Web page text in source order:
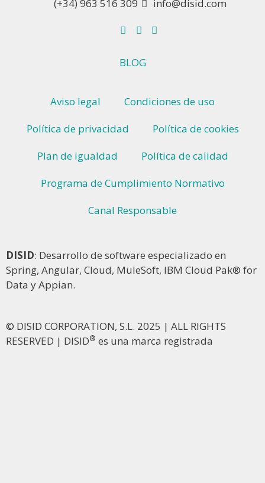
(+34) 963 516 309
info@disid.com
BLOG
Aviso legal
Condiciones de uso
Política de privacidad
Política de cookies
Plan de igualdad
Política de calidad
Programa de Cumplimiento Normativo
Canal Responsable
DISID: Desarrollo de software especializado en
Spring, Angular, Cloud, MuleSoft, IBM Cloud Pak® for
Data y Appian.
© DISID CORPORATION, S.L. 2025 | ALL RIGHTS
RESERVED | DISID® es una marca registrada